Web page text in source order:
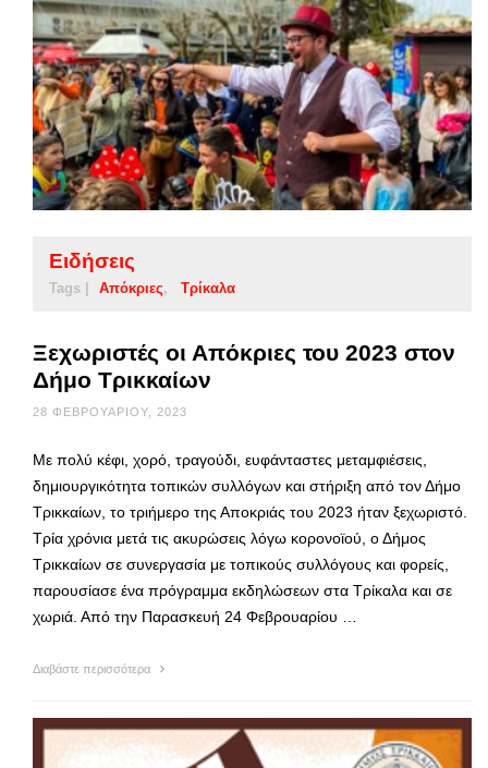
Ειδήσεις
Tags | Απόκριες Τρίκαλα
Ξεχωριστές οι Απόκριες του 2023 στον
Δήμο Τρικκαίων
28 ΦΕΒΡΟΥΑΡΊΟΥ, 2023
Με πολύ κέφι, χορό, τραγούδι, ευφάνταστες μεταμφιέσεις,
δημιουργικότητα τοπικών συλλόγων και στήριξη από τον Δήμο
Τρικκαίων, το τριήμερο της Αποκριάς του 2023 ήταν ξεχωριστό.
Τρία χρόνια μετά τις ακυρώσεις λόγω κορονοϊού, ο Δήμος
Τρικκαίων σε συνεργασία με τοπικούς συλλόγους και φορείς,
παρουσίασε ένα πρόγραμμα εκδηλώσεων στα Τρίκαλα και σε
χωριά. Από την Παρασκευή 24 Φεβρουαρίου …
Διαβάστε περισσότερα